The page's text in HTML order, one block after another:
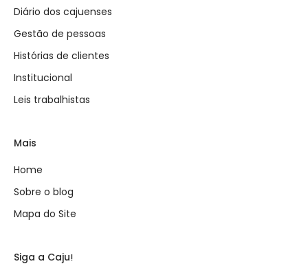
Diário dos cajuenses
Gestão de pessoas
Histórias de clientes
Institucional
Leis trabalhistas
Mais
Home
Sobre o blog
Mapa do Site
Siga a Caju!